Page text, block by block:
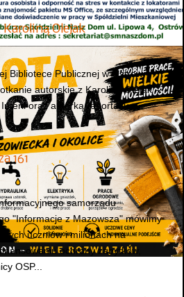
Olejak
Bibliotece Publicznej w Ostrowi
autorskie z Karoliną Olejak –
oraz autorką reportażu
161
samorządu
"Informacje z Mazowsza" mówimy
uczniów i milionach na
ochrony zabytków,
OSP...